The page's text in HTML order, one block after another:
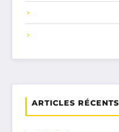
ARTICLES RÉCENTS